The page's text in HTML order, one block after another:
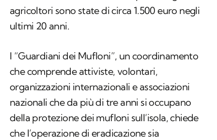
agricoltori sono state di circa 1.500 euro negli
ultimi 20 anni.
I “Guardiani dei Mufloni”, un coordinamento
che comprende attiviste, volontari,
organizzazioni internazionali e associazioni
nazionali che da più di tre anni si occupano
della protezione dei mufloni sull’isola, chiede
che l’operazione di eradicazione sia